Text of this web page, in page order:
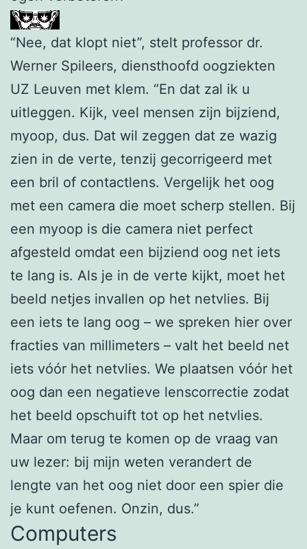
“Nee, dat klopt niet”, stelt professor dr.
Werner Spileers, diensthoofd oogziekten
UZ Leuven met klem. “En dat zal ik u
uitleggen. Kijk, veel mensen zijn bijziend,
myoop, dus. Dat wil zeggen dat ze wazig
zien in de verte, tenzij gecorrigeerd met
een bril of contactlens. Vergelijk het oog
met een camera die moet scherp stellen. Bij
een myoop is die camera niet perfect
afgesteld omdat een bijziend oog net iets
te lang is. Als je in de verte kijkt, moet het
beeld netjes invallen op het netvlies. Bij
een iets te lang oog – we spreken hier over
fracties van millimeters – valt het beeld net
iets vóór het netvlies. We plaatsen vóór het
oog dan een negatieve lenscorrectie zodat
het beeld opschuift tot op het netvlies.
Maar om terug te komen op de vraag van
uw lezer: bij mijn weten verandert de
lengte van het oog niet door een spier die
je kunt oefenen. Onzin, dus.”
Computers